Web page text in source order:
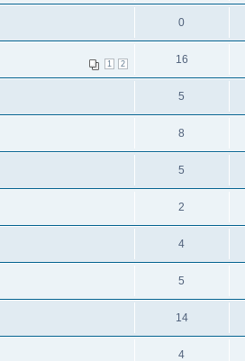
0
1 2 16
5
8
5
2
4
5
14
4